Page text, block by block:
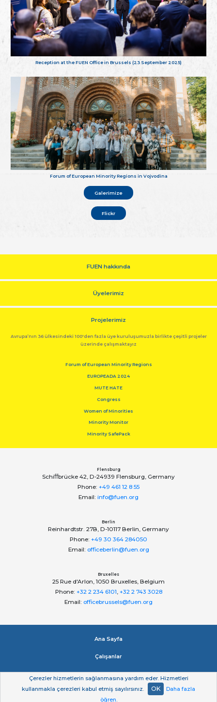
Reception at the FUEN Office in Brussels (23 September 2025)
Forum of European Minority Regions in Vojvodina
Galerimize
Flickr
FUEN hakkında
Üyelerimiz
Projelerimiz
Avrupa’nın 36 ülkesindeki 100'den fazla üye kuruluşumuzla birlikte çeşitli projeler
üzerinde çalışmaktayız
Forum of European Minority Regions
EUROPEADA 2024
MUTE HATE
Congress
Women of Minorities
Minority Monitor
Minority SafePack
Flensburg
Schiﬀbrücke 42, D-24939 Flensburg, Germany
Phone: +49 461 12 8 55
Email: info@fuen.org
Berlin
Reinhardtstr. 27B, D-10117 Berlin, Germany
Phone: +49 30 364 284050
Email: officeberlin@fuen.org
Bruxelles
25 Rue d'Arlon, 1050 Bruxelles, Belgium
Phone: +32 2 234 6101, +32 2 743 3028
Email: officebrussels@fuen.org
Ana Sayfa
Çalışanlar
Impressum
Gizlilik beyan
Çerezler hizmetlerin sağlanmasına yardım eder. Hizmetleri
kullanmakla çerezleri kabul etmiş sayılırsınız.
OK
Daha fazla
öğren.